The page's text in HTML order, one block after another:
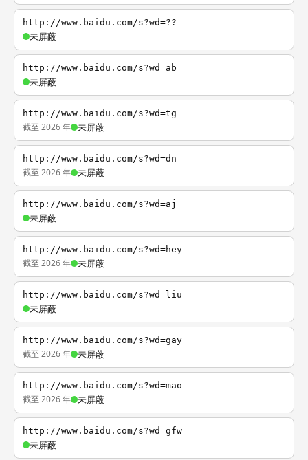
http://www.baidu.com/s?wd=??
未屏蔽
http://www.baidu.com/s?wd=ab
未屏蔽
http://www.baidu.com/s?wd=tg
截至 2026 年 未屏蔽
http://www.baidu.com/s?wd=dn
截至 2026 年 未屏蔽
http://www.baidu.com/s?wd=aj
未屏蔽
http://www.baidu.com/s?wd=hey
截至 2026 年 未屏蔽
http://www.baidu.com/s?wd=liu
未屏蔽
http://www.baidu.com/s?wd=gay
截至 2026 年 未屏蔽
http://www.baidu.com/s?wd=mao
截至 2026 年 未屏蔽
http://www.baidu.com/s?wd=gfw
未屏蔽